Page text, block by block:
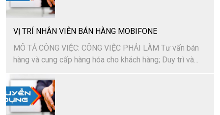
VỊ TRÍ NHÂN VIÊN BÁN HÀNG MOBIFONE
MÔ TẢ CÔNG VIỆC: CÔNG VIỆC PHẢI LÀM Tư vấn bán
hàng và cung cấp hàng hóa cho khách hàng; Duy trì và...